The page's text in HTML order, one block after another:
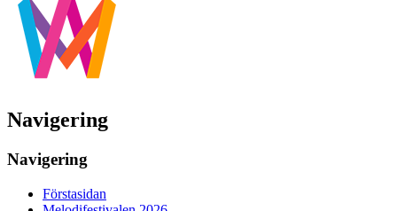
Navigering
Navigering
Förstasidan